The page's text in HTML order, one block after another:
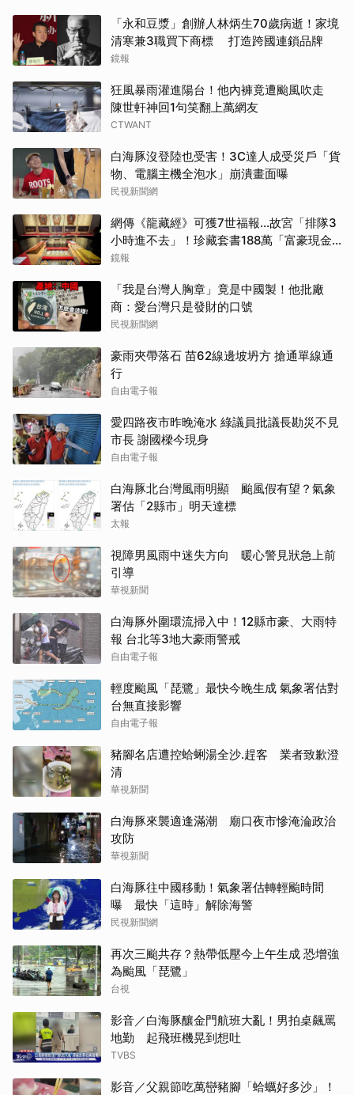
「永和豆漿」創辦人林炳生70歲病逝！家境
清寒兼3職買下商標 打造跨國連鎖品牌
鏡報
狂風暴雨灌進陽台！他內褲竟遭颱風吹走
陳世軒神回1句笑翻上萬網友
CTWANT
白海豚沒登陸也受害！3C達人成受災戶「貨
物、電腦主機全泡水」崩潰畫面曝
民視新聞網
網傳《龍藏經》可獲7世福報…故宮「排隊3
小時進不去」！珍藏套書188萬「富豪現金
買走」
鏡報
「我是台灣人胸章」竟是中國製！他批廠
商：愛台灣只是發財的口號
民視新聞網
豪雨夾帶落石 苗62線邊坡坍方 搶通單線通
行
自由電子報
愛四路夜市昨晚淹水 綠議員批議長勘災不見
市長 謝國樑今現身
自由電子報
白海豚北台灣風雨明顯 颱風假有望？氣象
署估「2縣市」明天達標
太報
視障男風雨中迷失方向 暖心警見狀急上前
引導
華視新聞
白海豚外圍環流掃入中！12縣市豪、大雨特
報 台北等3地大豪雨警戒
自由電子報
輕度颱風「琵鷺」最快今晚生成 氣象署估對
台無直接影響
自由電子報
豬腳名店遭控蛤蜊湯全沙.趕客 業者致歉澄
清
華視新聞
白海豚來襲適逢滿潮 廟口夜市慘淹淪政治
攻防
華視新聞
白海豚往中國移動！氣象署估轉輕颱時間
曝 最快「這時」解除海警
民視新聞網
再次三颱共存？熱帶低壓今上午生成 恐增強
為颱風「琵鷺」
台視
影音／白海豚釀金門航班大亂！男拍桌飆罵
地勤 起飛班機晃到想吐
TVBS
影音／父親節吃萬巒豬腳「蛤蠣好多沙」！